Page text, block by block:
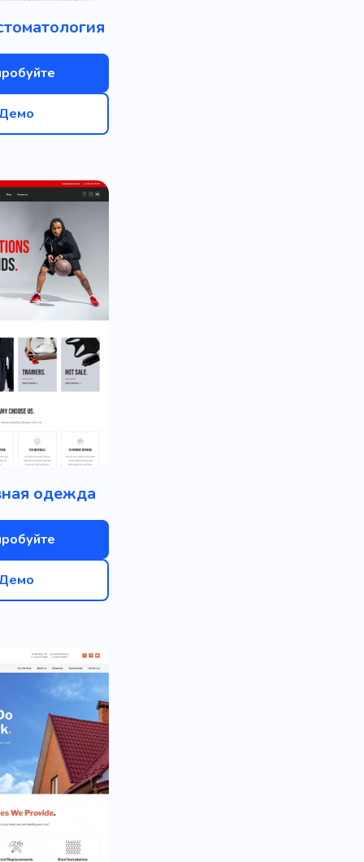
одежда